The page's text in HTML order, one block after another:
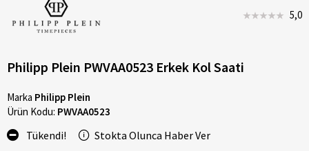
5,0
Philipp Plein PWVAA0523 Erkek Kol Saati
Marka Philipp Plein
Ürün Kodu: PWVAA0523
Tükendi! Stokta Olunca Haber Ver